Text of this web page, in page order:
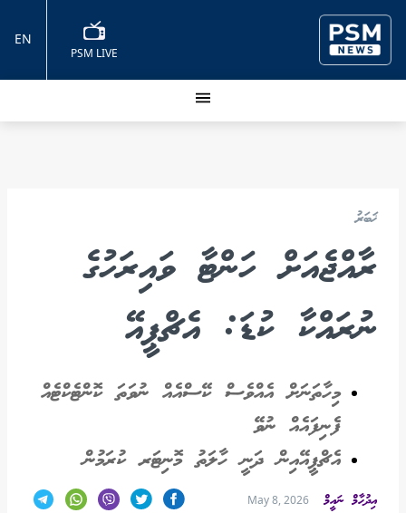
PSM LIVE
EN
ޚަބަރު
ރާއްޖެއަށް ހަންޓާ ވައިރަހުގެ
ނުރައްކާ ކުޑަ: އެޗްޕީއޭ
މިހާތަނަށް އެއްވެސް ކޭސްއެއް ނުވަތަ ކޮންޓެކްޓެއް
ފެނިފައެއް ނުވޭ
އެޗްޕީއޭއިން ދަނީ ހާލަތު މޮނިޓަރ ކުރަމުން
އިދުހާމް ނައީމް May 8, 2026